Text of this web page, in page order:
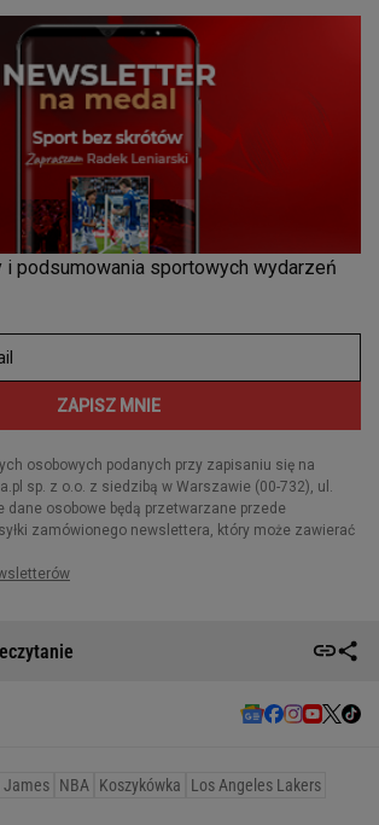
James NBA Koszykówka Los Angeles Lakers